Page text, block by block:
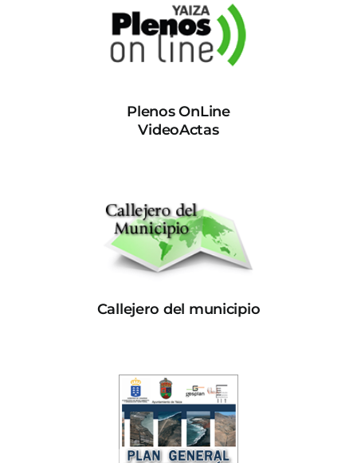
Plenos OnLine
VideoActas
Callejero del municipio